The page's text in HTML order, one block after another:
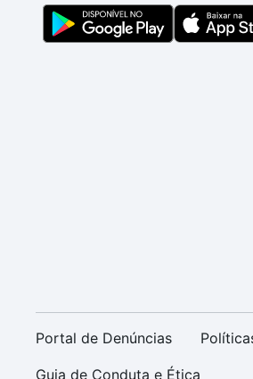
Portal de Denúncias
Guia de Conduta e Ética